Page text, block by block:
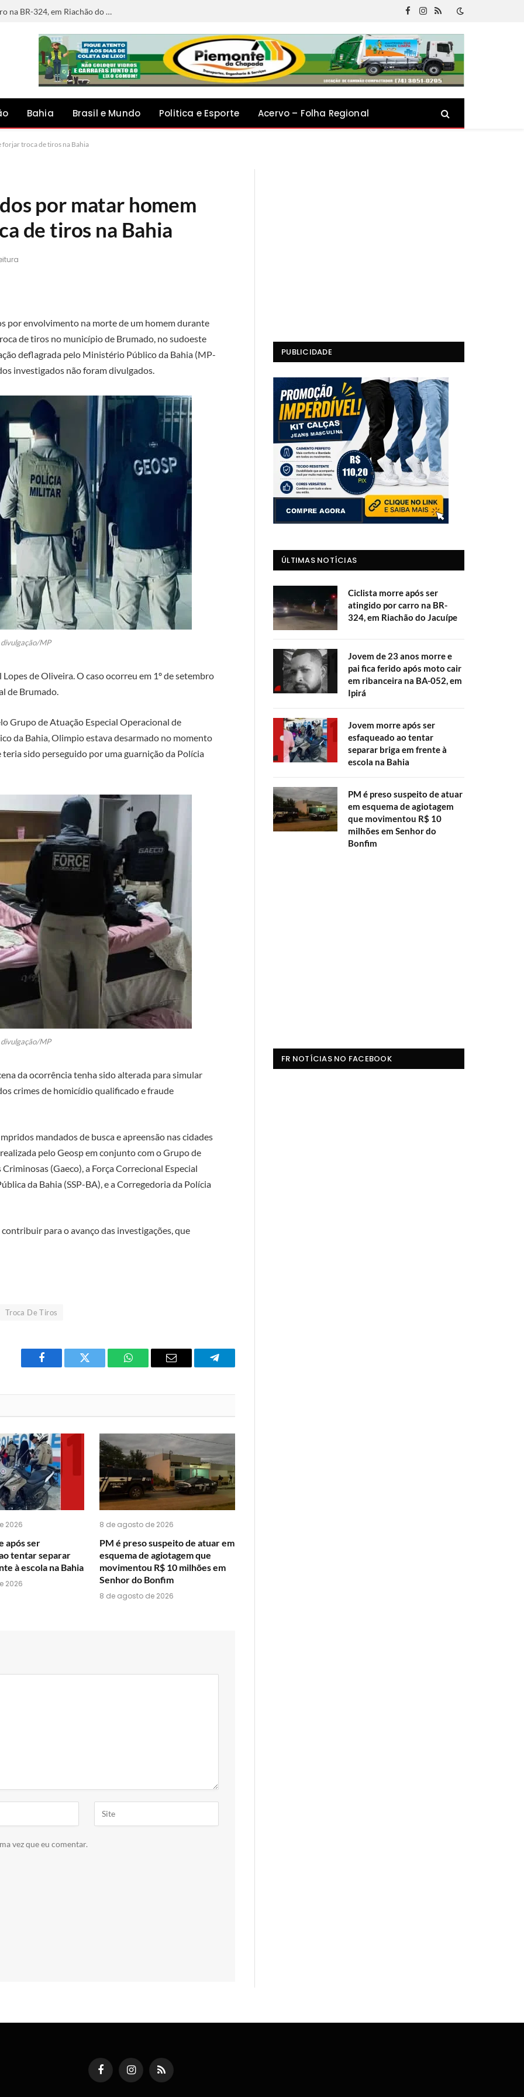
Ciclista morre após ser atingido por carro na BR-324, em Riachão do Jacuípe
Facebook
Instagram
RSS
Bahia Brasil e Mundo Politica e Esporte Acervo – Folha Regional
forjar troca de tiros na Bahia
por matar homem
de tiros na Bahia
por envolvimento na morte de um homem durante
de tiros no município de Brumado, no sudoeste
deflagrada pelo Ministério Público da Bahia (MP-
investigados não foram divulgados.
MP
de Oliveira. O caso ocorreu em 1º de setembro
de Brumado.
Grupo de Atuação Especial Operacional de
da Bahia, Olimpio estava desarmado no momento
sido perseguido por uma guarnição da Polícia
MP
da ocorrência tenha sido alterada para simular
crimes de homicídio qualificado e fraude
mandados de busca e apreensão nas cidades
pelo Geosp em conjunto com o Grupo de
(Gaeco), a Força Correcional Especial
da Bahia (SSP-BA), e a Corregedoria da Polícia
para o avanço das investigações, que
Troca De Tiros
Facebook Twitter
O
WhatsApp?
E-
Telegrama
2026
após ser
tentar separar
à escola na Bahia
2026
8 de agosto de 2026
PM é preso suspeito de atuar em
esquema de agiotagem que
movimentou R$ 10 milhões em
Senhor do Bonfim
8 de agosto de 2026
vez que eu comentar.
PUBLICIDADE
ÚLTIMAS NOTÍCIAS
Ciclista morre após ser
atingido por carro na BR-
324, em Riachão do Jacuípe
Jovem de 23 anos morre e
pai fica ferido após moto cair
em ribanceira na BA-052, em
Ipirá
Jovem morre após ser
esfaqueado ao tentar
separar briga em frente à
escola na Bahia
PM é preso suspeito de atuar
em esquema de agiotagem
que movimentou R$ 10
milhões em Senhor do
Bonfim
FR NOTÍCIAS NO FACEBOOK
FacebookInstagramRSS